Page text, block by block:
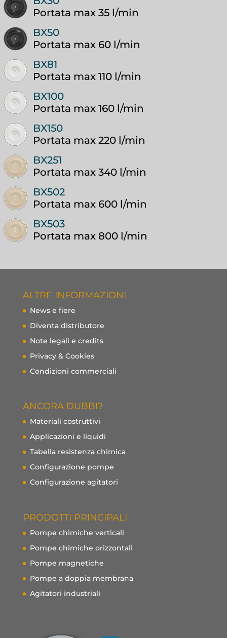
Portata max 35 l/min
BX50
Portata max 60 l/min
BX81
Portata max 110 l/min
BX100
Portata max 160 l/min
BX150
Portata max 220 l/min
BX251
Portata max 340 l/min
BX502
Portata max 600 l/min
BX503
Portata max 800 l/min
ALTRE INFORMAZIONI
News e fiere
Diventa distributore
Note legali e credits
Privacy & Cookies
Condizioni commerciali
ANCORA DUBBI?
Materiali costruttivi
Applicazioni e liquidi
Tabella resistenza chimica
Configurazione pompe
Configurazione agitatori
PRODOTTI PRINCIPALI
Pompe chimiche verticali
Pompe chimiche orizzontali
Pompe magnetiche
Pompe a doppia membrana
Agitatori industriali